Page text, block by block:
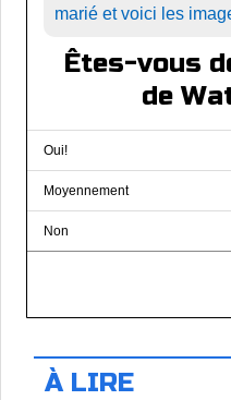
marié et voici les
Êtes-vous
de
Oui!
Moyennement
Non
À LIRE